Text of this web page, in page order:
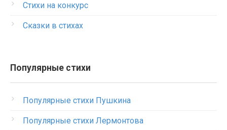
Стихи на конкурс
Сказки в стихах
Популярные стихи
Популярные стихи Пушкина
Популярные стихи Лермонтова